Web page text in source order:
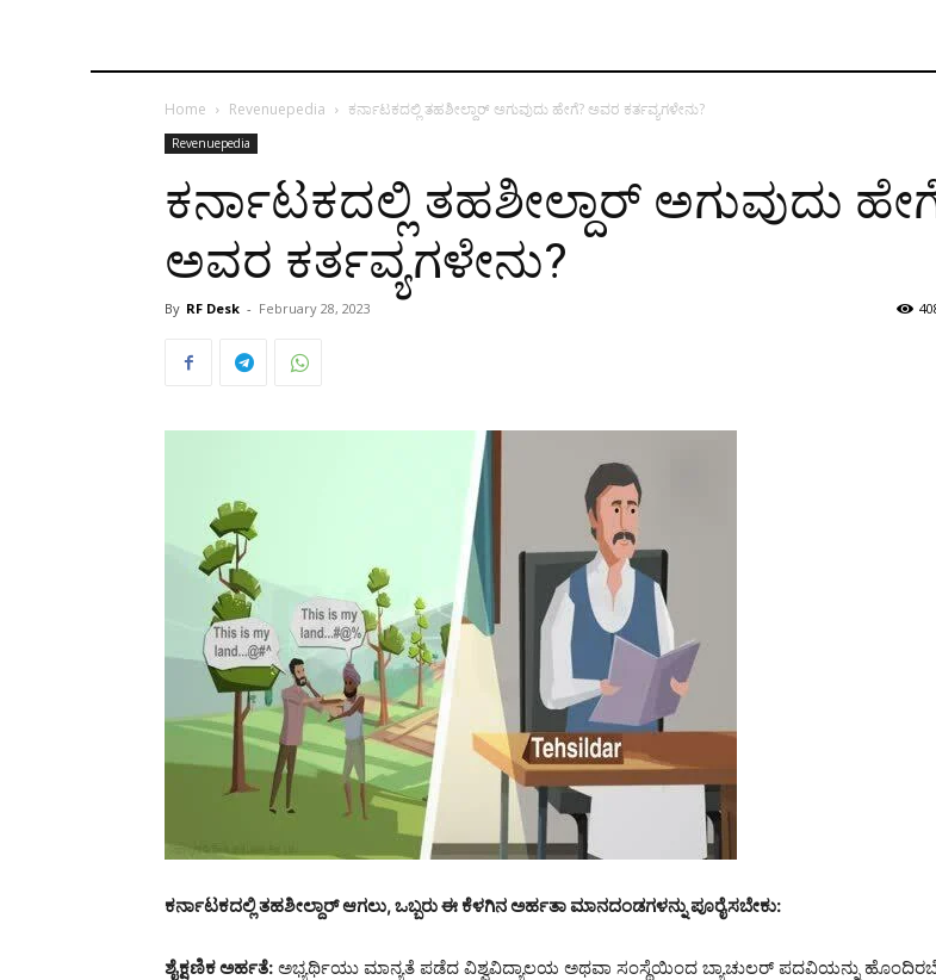
Home Revenuepedia ಕರ್ನಾಟಕದಲ್ಲಿ ತಹಶೀಲ್ದಾರ್ ಅಗುವುದು ಹೇಗೆ? ಅವರ ಕರ್ತವ್ಯಗಳೇನು?
Revenuepedia
ಕರ್ನಾಟಕದಲ್ಲಿ ತಹಶೀಲ್ದಾರ್ ಅಗುವುದು
ಅವರ ಕರ್ತವ್ಯಗಳೇನು?
By RF Desk - February 28, 2023
ಕರ್ನಾಟಕದಲ್ಲಿ ತಹಶೀಲ್ದಾರ್ ಆಗಲು, ಒಬ್ಬರು ಈ ಕೆಳಗಿನ ಅರ್ಹತಾ ಮಾನದಂಡಗಳನ್ನು ಪೂರೈಸಬೇಕು:
ಶೈಕ್ಷಣಿಕ ಅರ್ಹತೆ: ಅಭ್ಯರ್ಥಿಯು ಮಾನ್ಯತೆ ಪಡೆದ ವಿಶ್ವವಿದ್ಯಾಲಯ ಅಥವಾ ಸಂಸ್ಥೆಯಿಂದ ಬ್ಯಾಚುಲರ್ ಪದವಿಯನ್ನು